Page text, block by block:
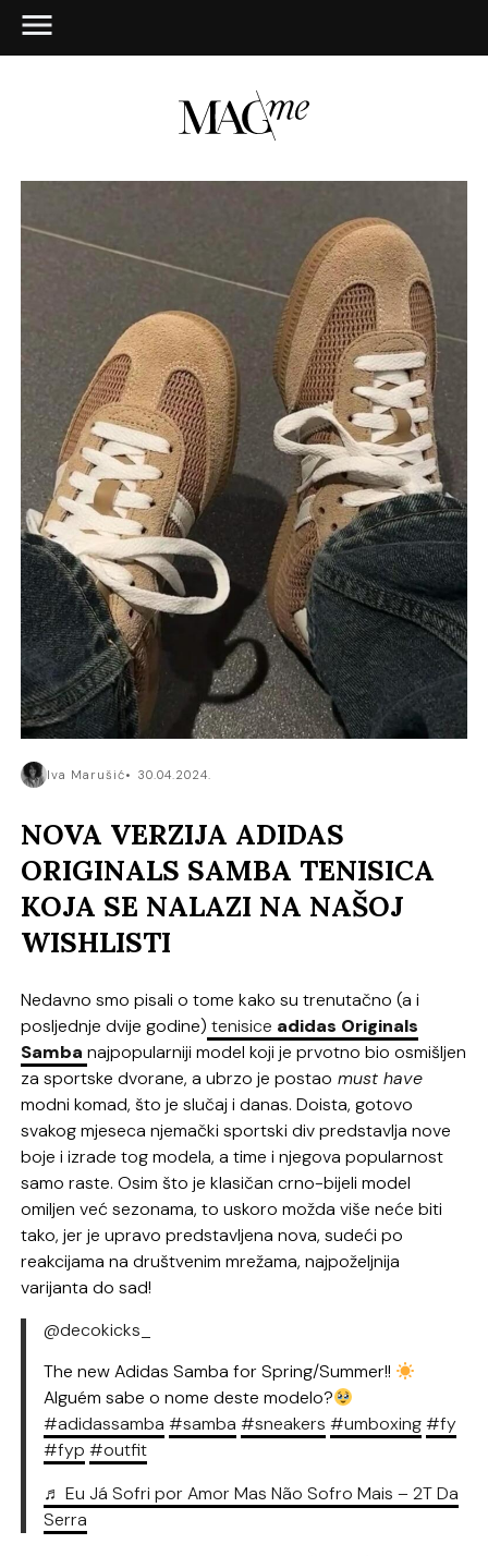
Iva Marušić 30.04.2024.
NOVA VERZIJA ADIDAS
ORIGINALS SAMBA TENISICA
KOJA SE NALAZI NA NAŠOJ
WISHLISTI
Nedavno smo pisali o tome kako su trenutačno (a i
posljednje dvije godine) tenisice adidas Originals
Samba najpopularniji model koji je prvotno bio osmišljen
za sportske dvorane, a ubrzo je postao must have
modni komad, što je slučaj i danas. Doista, gotovo
svakog mjeseca njemački sportski div predstavlja nove
boje i izrade tog modela, a time i njegova popularnost
samo raste. Osim što je klasičan crno-bijeli model
omiljen već sezonama, to uskoro možda više neće biti
tako, jer je upravo predstavljena nova, sudeći po
reakcijama na društvenim mrežama, najpoželjnija
varijanta do sad!
@decokicks_
The new Adidas Samba for Spring/Summer!!
Alguém sabe o nome deste modelo?
#adidassamba #samba #sneakers #umboxing#fy
#fyp #outfit
♬ Eu Já Sofri por Amor Mas Não Sofro Mais – 2T Da
Serra